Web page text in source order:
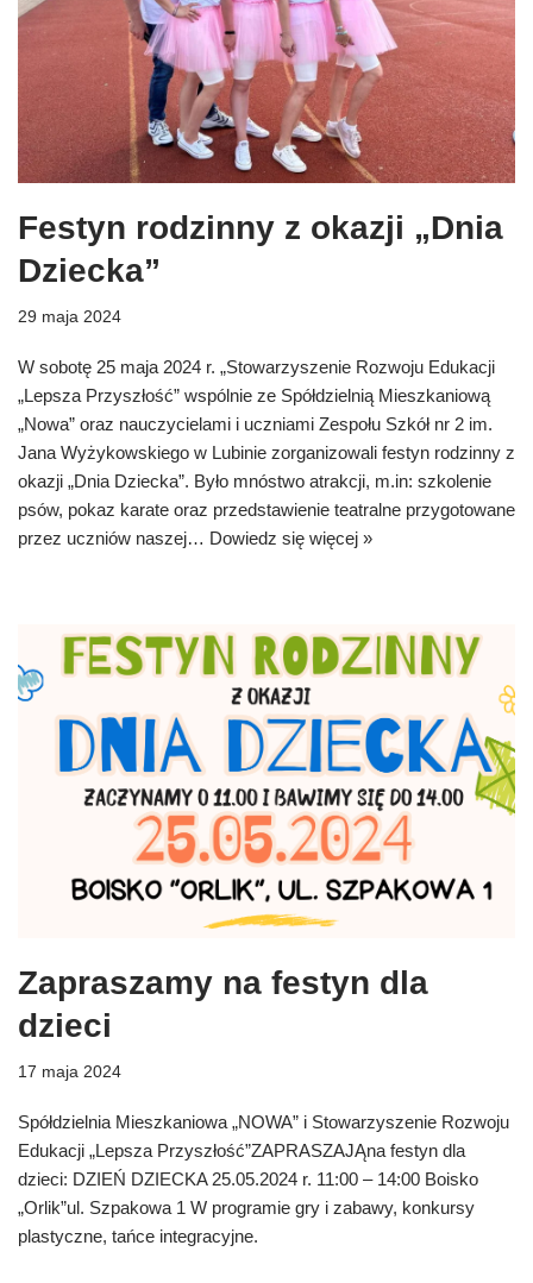
Festyn rodzinny z okazji „Dnia
Dziecka”
29 maja 2024
W sobotę 25 maja 2024 r. „Stowarzyszenie Rozwoju Edukacji
„Lepsza Przyszłość” wspólnie ze Spółdzielnią Mieszkaniową
„Nowa” oraz nauczycielami i uczniami Zespołu Szkół nr 2 im.
Jana Wyżykowskiego w Lubinie zorganizowali festyn rodzinny z
okazji „Dnia Dziecka”. Było mnóstwo atrakcji, m.in: szkolenie
psów, pokaz karate oraz przedstawienie teatralne przygotowane
przez uczniów naszej… Dowiedz się więcej »
Zapraszamy na festyn dla
dzieci
17 maja 2024
Spółdzielnia Mieszkaniowa „NOWA” i Stowarzyszenie Rozwoju
Edukacji „Lepsza Przyszłość”ZAPRASZAJĄna festyn dla
dzieci: DZIEŃ DZIECKA 25.05.2024 r. 11:00 – 14:00 Boisko
„Orlik”ul. Szpakowa 1 W programie gry i zabawy, konkursy
plastyczne, tańce integracyjne.